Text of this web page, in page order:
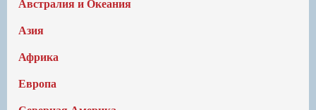
Австралия и Океания
Азия
Африка
Европа